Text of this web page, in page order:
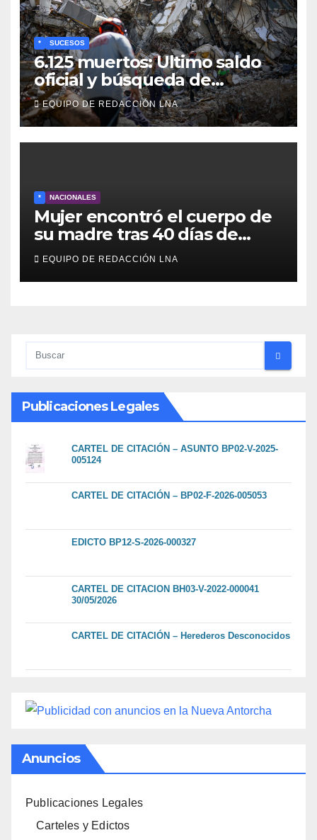
* SUCESOS
6.125 muertos: Ultimo saldo
oficial y búsqueda de
cadáveres continúa entre los
escombros
EQUIPO DE REDACCIÓN LNA
* NACIONALES
Mujer encontró el cuerpo de
su madre tras 40 días de
búsqueda en Tanaguarena
EQUIPO DE REDACCIÓN LNA
Publicaciones Legales
CARTEL DE CITACIÓN – ASUNTO BP02-V-2025-
005124
CARTEL DE CITACIÓN – BP02-F-2026-005053
EDICTO BP12-S-2026-000327
CARTEL DE CITACION BH03-V-2022-000041
30/05/2026
CARTEL DE CITACIÓN – Herederos Desconocidos
Anuncios
Publicaciones Legales
Carteles y Edictos